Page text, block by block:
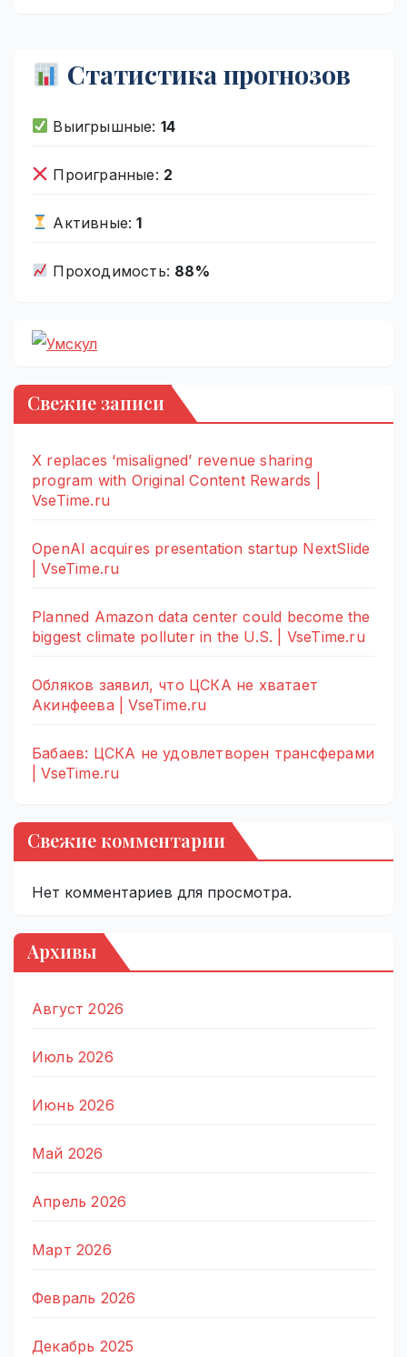
Статистика прогнозов
Выигрышные: 14
Проигранные: 2
Активные:1
Проходимость: 88%
Свежие записи
X replaces ‘misaligned’ revenue sharing
program with Original Content Rewards |
VseTime.ru
OpenAI acquires presentation startup NextSlide
| VseTime.ru
Planned Amazon data center could become the
biggest climate polluter in the U.S. | VseTime.ru
Обляков заявил, что ЦСКА не хватает
Акинфеева | VseTime.ru
Бабаев: ЦСКА не удовлетворен трансферами
| VseTime.ru
Свежие комментарии
Нет комментариев для просмотра.
Архивы
Август 2026
Июль 2026
Июнь 2026
Май 2026
Апрель 2026
Март 2026
Февраль 2026
Декабрь 2025